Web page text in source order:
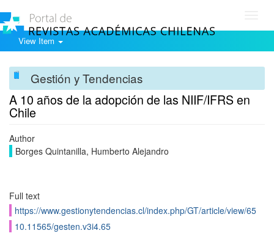
View Item
Gestión y Tendencias
A 10 años de la adopción de las NIIF/IFRS en
Chile
Author
Borges Quintanilla, Humberto Alejandro
Full text
https://www.gestionytendencias.cl/index.php/GT/article/view/65
10.11565/gesten.v3i4.65